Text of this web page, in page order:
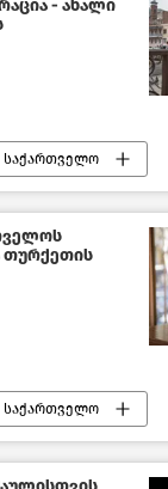
- ახალი
საქართველო
პარლამენტი
თურქეთის
საქართველო